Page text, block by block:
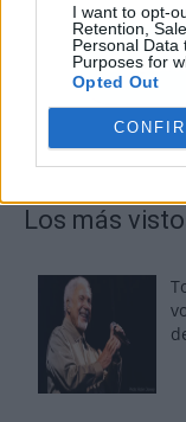
I want to opt-
Retention,
Personal Data
Purposes for
Opted Out
Los más